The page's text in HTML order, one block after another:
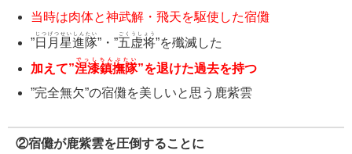
当時は肉体と神武解・飛天を駆使した宿儺
”日月星進隊
じつげつせいしんたい
”・”五虚将
ごくうしょう
”を殲滅した
加えて”涅漆鎮撫隊
でっしちんぶたい
”を退けた過去を持つ
”完全無欠”の宿儺を美しいと思う鹿紫雲
②宿儺が鹿紫雲を圧倒することに